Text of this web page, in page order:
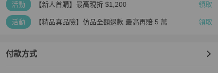
活動 【新人首購】最高現折 $1,200 領取
活動 【精品真品險】仿品全額退款 最高再賠 5 萬 領取
付款方式